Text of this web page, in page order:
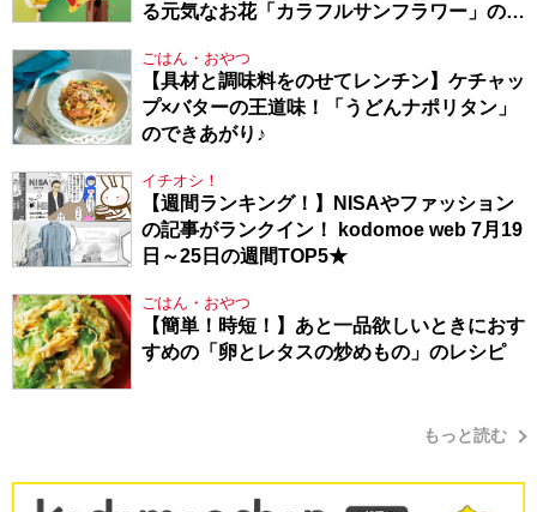
る元気なお花「カラフルサンフラワー」の作
ごはん・おやつ
【具材と調味料をのせてレンチン】ケチャッ
プ×バターの王道味！「うどんナポリタン」
のできあがり♪
イチオシ！
【週間ランキング！】NISAやファッション
の記事がランクイン！ kodomoe web 7月19
日～25日の週間TOP5★
ごはん・おやつ
【簡単！時短！】あと一品欲しいときにおす
すめの「卵とレタスの炒めもの」のレシピ
もっと読む